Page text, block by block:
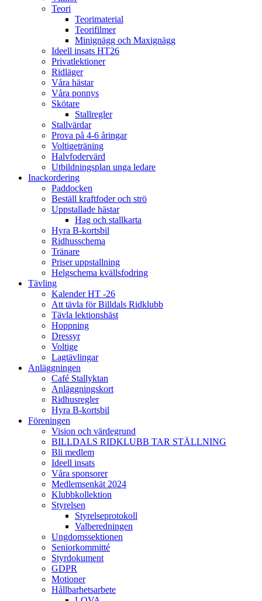
Teori
Teorimaterial
Teorifilmer
Minignägg och Maxignägg
Ideell insats HT26
Privatlektioner
Ridläger
Våra hästar
Våra ponnys
Skötare
Stallregler
Stallvärdar
Prova på 4-6 åringar
Voltigeträning
Halvfodervärd
Utbildningsplan unga ledare
Inackordering
Paddocken
Beställ kraftfoder och strö
Uppstallade hästar
Hag och stallkarta
Hyra B-kortsbil
Ridhusschema
Tränare
Priser uppstallning
Helgschema kvällsfodring
Tävling
Kalender HT -26
Att tävla för Billdals Ridklubb
Tävla lektionshäst
Hoppning
Dressyr
Voltige
Lagtävlingar
Anläggningen
Café Stallyktan
Anläggningskort
Ridhusregler
Hyra B-kortsbil
Föreningen
Vision och värdegrund
BILLDALS RIDKLUBB TAR STÄLLNING
Bli medlem
Ideell insats
Våra sponsorer
Medlemsenkät 2024
Klubbkollektion
Styrelsen
Styrelseprotokoll
Valberedningen
Ungdomssektionen
Seniorkommitté
Styrdokument
GDPR
Motioner
Hållbarhetsarbete